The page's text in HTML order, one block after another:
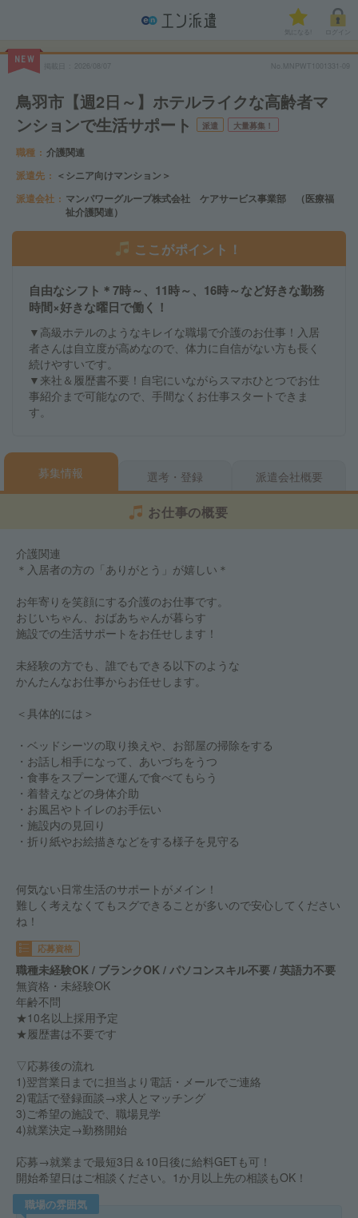
気になる!
NEW
No.MNPWT1001331-09
鳥羽市【週2日～】ホテルライクな高齢者マ
ンションで生活サポート
派遣 大量募集！
職種
介護関連
派遣先
＜シニア向けマンション＞
派遣会社
マンパワーグループ株式会社 ケアサービス事業部 （医療福
祉介護関連）
ここがポイント！
自由なシフト＊7時～、11時～、16時～など好きな勤務
時間×好きな曜日で働く！
▼高級ホテルのようなキレイな職場で介護のお仕事！入居
者さんは自立度が高めなので、体力に自信がない方も長く
続けやすいです。
▼来社＆履歴書不要！自宅にいながらスマホひとつでお仕
事紹介まで可能なので、手間なくお仕事スタートできま
す。
募集情報 選考・登録 派遣会社概要
お仕事の概要
介護関連
＊入居者の方の「ありがとう」が嬉しい＊
お年寄りを笑顔にする介護のお仕事です。
おじいちゃん、おばあちゃんが暮らす
施設での生活サポートをお任せします！
未経験の方でも、誰でもできる以下のような
かんたんなお仕事からお任せします。
＜具体的には＞
・ベッドシーツの取り換えや、お部屋の掃除をする
・お話し相手になって、あいづちをうつ
・食事をスプーンで運んで食べてもらう
・着替えなどの身体介助
・お風呂やトイレのお手伝い
・施設内の見回り
・折り紙やお絵描きなどをする様子を見守る
何気ない日常生活のサポートがメイン！
難しく考えなくてもスグできることが多いので安心してください
ね！
応募資格
職種未経験OK / ブランクOK / パソコンスキル不要 / 英語力不要
無資格・未経験OK
年齢不問
★10名以上採用予定
★履歴書は不要です
▽応募後の流れ
1)翌営業日までに担当より電話・メールでご連絡
2)電話で登録面談→求人とマッチング
3)ご希望の施設で、職場見学
4)就業決定→勤務開始
応募→就業まで最短3日＆10日後に給料GETも可！
開始希望日はご相談ください。1か月以上先の相談もOK！
職場の雰囲気